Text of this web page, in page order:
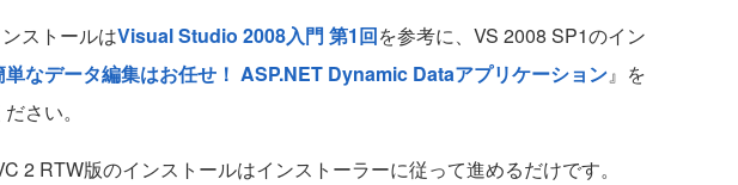
ストールはVisual Studio 2008入門 第1回を参考に、VS 2008 SP1のイン
単なデータ編集はお任せ！ ASP.NET Dynamic Dataアプリケーション』を
さい。
2 RTW版のインストールはインストーラーに従って進めるだけです。